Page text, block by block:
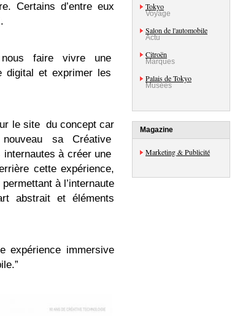
Certains d’entre eux
faire vivre une
digital et exprimer les
le site du concept car
sa Créative
à créer une
cette expérience,
à l’internaute
abstrait et éléments
expérience immersive
Tokyo
Voyage
Salon de l'automobile
Actu
Citroën
Marques
Palais de Tokyo
Musées
Magazine
Marketing & Publicité